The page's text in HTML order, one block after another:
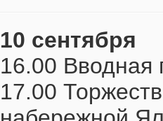
10 сентября
16.00 Вводная
17.00